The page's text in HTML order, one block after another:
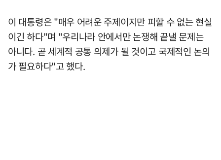
이 대통령은 "매우 어려운 주제이지만 피할 수 없는 현실
이긴 하다"며 "우리나라 안에서만 논쟁해 끝낼 문제는
아니다. 곧 세계적 공통 의제가 될 것이고 국제적인 논의
가 필요하다"고 했다.